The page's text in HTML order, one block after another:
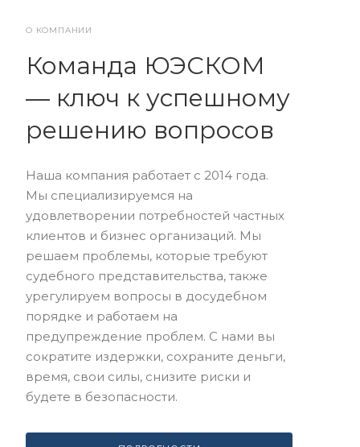
О КОМПАНИИ
Команда ЮЭСКОМ
— ключ к успешному
решению вопросов
Наша компания работает с 2014 года.
Мы специализируемся на
удовлетворении потребностей частных
клиентов и бизнес организаций. Мы
решаем проблемы, которые требуют
судебного представительства, также
урегулируем вопросы в досудебном
порядке и работаем на
предупреждение проблем. С нами вы
сократите издержки, сохраните деньги,
время, свои силы, снизите риски и
будете в безопасности.